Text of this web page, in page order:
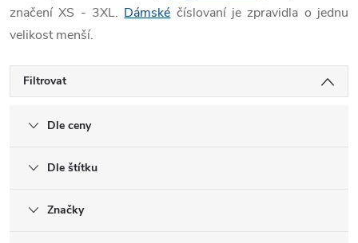
značení XS - 3XL. Dámské číslovaní je zpravidla o jednu
velikost menší.
Filtrovat
Dle ceny
Dle štítku
Značky